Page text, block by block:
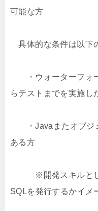
可能な方
具体的な条件は以下
・ウォーターフォー
らテストまでを実施し
・Javaまたオブジ
ある方
※開発スキルとし
SQLを発行するかイメ